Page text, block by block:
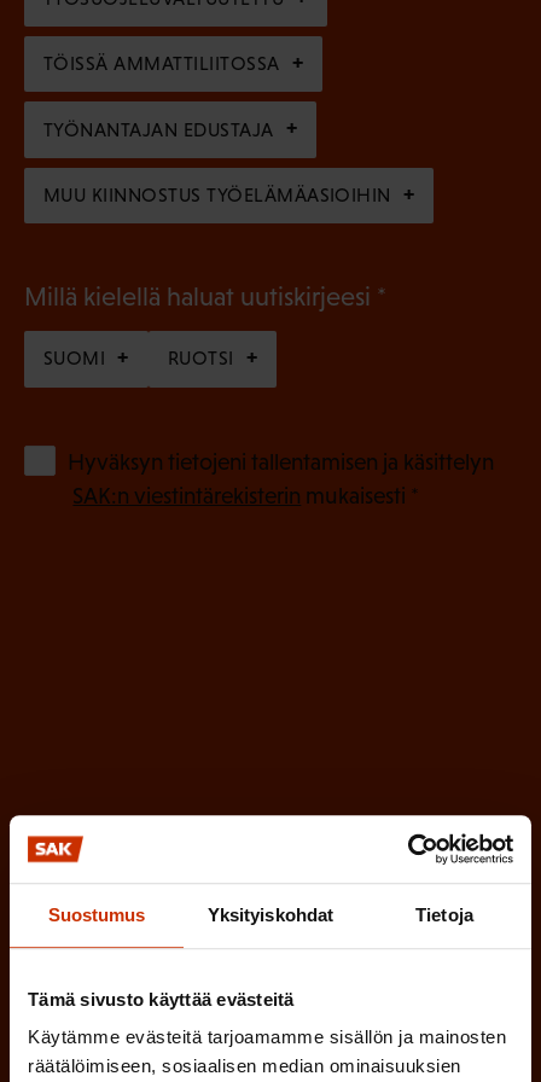
Suostumus Yksityiskohdat Tietoja
Tämä sivusto käyttää evästeitä
Käytämme evästeitä tarjoamamme sisällön ja mainosten
räätälöimiseen, sosiaalisen median ominaisuuksien
n
)
i
n
e
n
)
TÖISSÄ AMMATTILIITOSSA
TYÖNANTAJAN EDUSTAJA
MUU KIINNOSTUS TYÖELÄMÄASIOIHIN
Millä kielellä haluat uutiskirjeesi
o
l
SUOMI RUOTSI
Hyväksyn tietojeni tallentamisen ja käsittelyn
SAK:n viestintärekisterin mukaisesti *
)